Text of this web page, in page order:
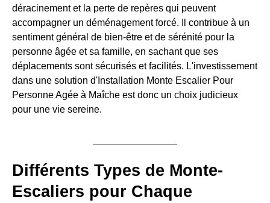
déracinement et la perte de repères qui peuvent
accompagner un déménagement forcé. Il contribue à un
sentiment général de bien-être et de sérénité pour la
personne âgée et sa famille, en sachant que ses
déplacements sont sécurisés et facilités. L'investissement
dans une solution d'Installation Monte Escalier Pour
Personne Agée à Maîche est donc un choix judicieux
pour une vie sereine.
Différents Types de Monte-
Escaliers pour Chaque